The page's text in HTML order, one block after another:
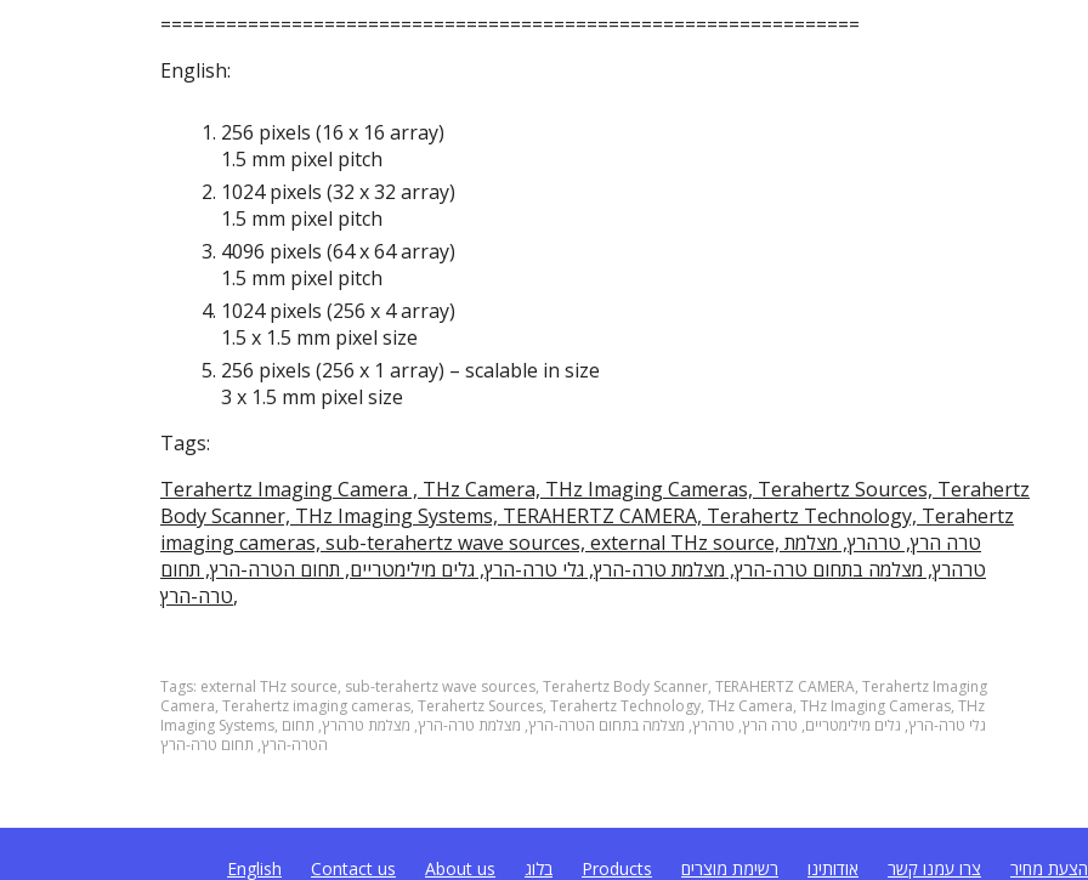
================================================================
English:
256 pixels (16 x 16 array)
1.5 mm pixel pitch
1024 pixels (32 x 32 array)
1.5 mm pixel pitch
4096 pixels (64 x 64 array)
1.5 mm pixel pitch
1024 pixels (256 x 4 array)
1.5 x 1.5 mm pixel size
256 pixels (256 x 1 array) – scalable in size
3 x 1.5 mm pixel size
Tags:
Terahertz Imaging Camera , THz Camera, THz Imaging Cameras, Terahertz Sources, Terahertz
Body Scanner, THz Imaging Systems, TERAHERTZ CAMERA, Terahertz Technology, Terahertz
imaging cameras, sub-terahertz wave sources, external THz source, טרה הרץ, טרהרץ, מצלמת
טרהרץ, מצלמה בתחום טרה-הרץ, מצלמת טרה-הרץ, גלי טרה-הרץ, גלים מילימטריים, תחום הטרה-הרץ, תחום
טרה-הרץ,
Tags: external THz source, sub-terahertz wave sources, Terahertz Body Scanner, TERAHERTZ CAMERA, Terahertz Imaging
Camera, Terahertz imaging cameras, Terahertz Sources, Terahertz Technology, THz Camera, THz Imaging Cameras, THz
Imaging Systems, גלי טרה-הרץ, גלים מילימטריים, טרה הרץ, טרהרץ, מצלמה בתחום הטרה-הרץ, מצלמת טרה-הרץ, מצלמת טרהרץ, תחום
הטרה-הרץ, תחום טרה-הרץ
English Contact us About us בלוג Products רשימת מוצרים אודותינו צרו עמנו קשר מחיר